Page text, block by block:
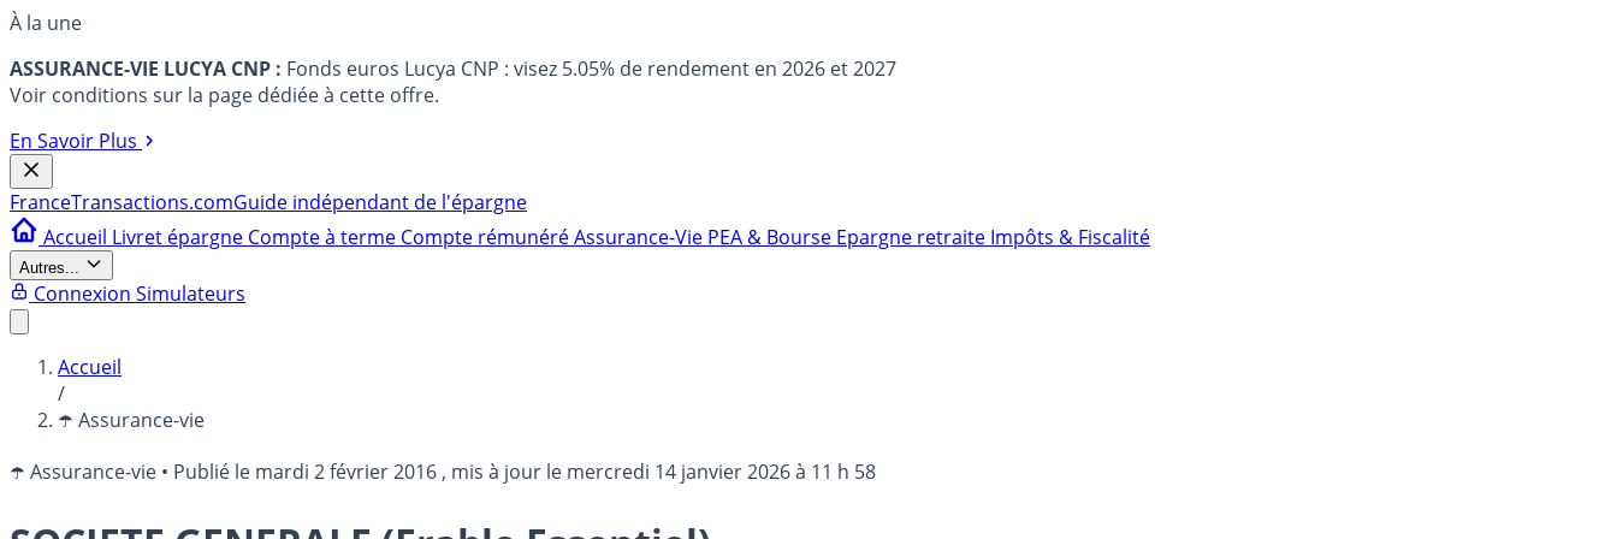
À la une
ASSURANCE-VIE LUCYA CNP : Fonds euros Lucya CNP : visez 5.05% de rendement en 2026 et 2027
Voir conditions sur la page dédiée à cette offre.
En Savoir Plus
FranceTransactions.comGuide indépendant de l'épargne
Accueil Livret épargne Compte à terme Compte rémunéréAssurance-Vie PEA & Bourse Epargne retraite Impôts & Fiscalité
Autres...
Connexion Simulateurs
Accueil
/
☂️ Assurance-vie
☂️ Assurance-vie • Publié le mardi 2 février 2016 , mis à jour le mercredi 14 janvier 2026 à 11 h 58